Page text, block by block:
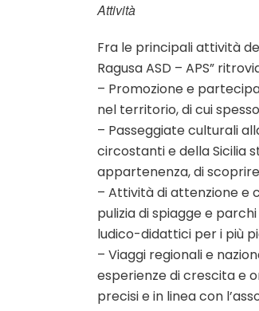
Attività
Fra le principali attività
Ragusa ASD – APS”
– Promozione e
nel territorio, di cui
– Passeggiate culturali
circostanti e della Sicilia
appartenenza, di
– Attività di attenzione e
pulizia di spiagge e
ludico-didattici per i più
– Viaggi regionali e
esperienze di crescita e
precisi e in linea con